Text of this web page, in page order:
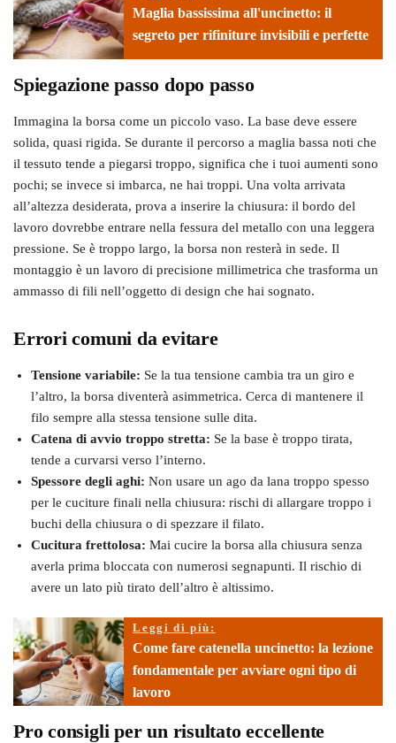
Maglia bassissima all'uncinetto: il
segreto per rifiniture invisibili e perfette
Spiegazione passo dopo passo
Immagina la borsa come un piccolo vaso. La base deve essere
solida, quasi rigida. Se durante il percorso a maglia bassa noti che
il tessuto tende a piegarsi troppo, significa che i tuoi aumenti sono
pochi; se invece si imbarca, ne hai troppi. Una volta arrivata
all’altezza desiderata, prova a inserire la chiusura: il bordo del
lavoro dovrebbe entrare nella fessura del metallo con una leggera
pressione. Se è troppo largo, la borsa non resterà in sede. Il
montaggio è un lavoro di precisione millimetrica che trasforma un
ammasso di fili nell’oggetto di design che hai sognato.
Errori comuni da evitare
Tensione variabile: Se la tua tensione cambia tra un giro e
l’altro, la borsa diventerà asimmetrica. Cerca di mantenere il
filo sempre alla stessa tensione sulle dita.
Catena di avvio troppo stretta: Se la base è troppo tirata,
tende a curvarsi verso l’interno.
Spessore degli aghi: Non usare un ago da lana troppo spesso
per le cuciture finali nella chiusura: rischi di allargare troppo i
buchi della chiusura o di spezzare il filato.
Cucitura frettolosa: Mai cucire la borsa alla chiusura senza
averla prima bloccata con numerosi segnapunti. Il rischio di
avere un lato più tirato dell’altro è altissimo.
Leggi di più:
Come fare catenella uncinetto: la lezione
fondamentale per avviare ogni tipo di
lavoro
Pro consigli per un risultato eccellente